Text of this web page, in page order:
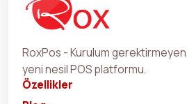
RoxPos - Kurulum
yeni nesil POS platformu.
Özellikler